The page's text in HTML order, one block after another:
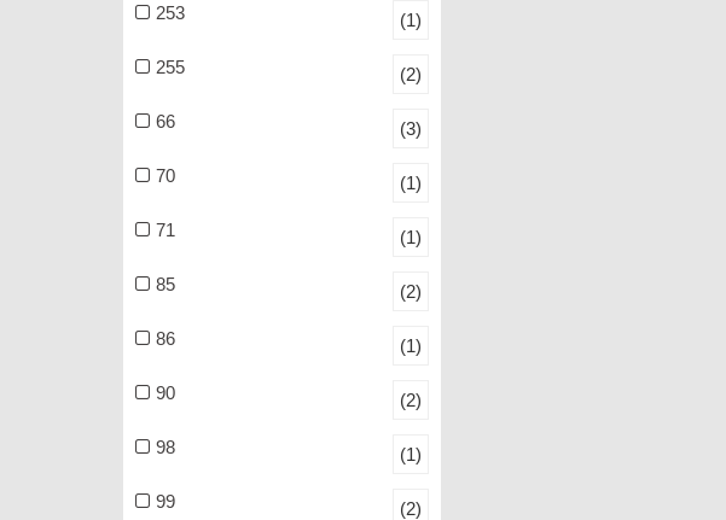
253 (1)
255 (2)
66 (3)
70 (1)
71 (1)
85 (2)
86 (1)
90 (2)
98 (1)
99 (2)